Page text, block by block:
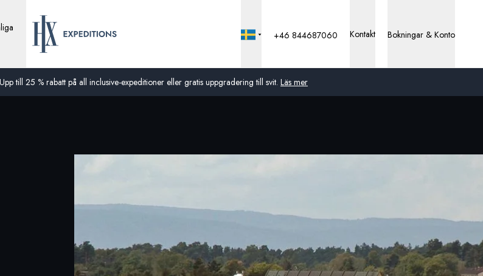
till 25 % rabatt på all inclusive-expeditioner eller gratis uppgradering till svit. Läs mer
Schweiz
+46 844687060 Kontakt Bokningar & Konto